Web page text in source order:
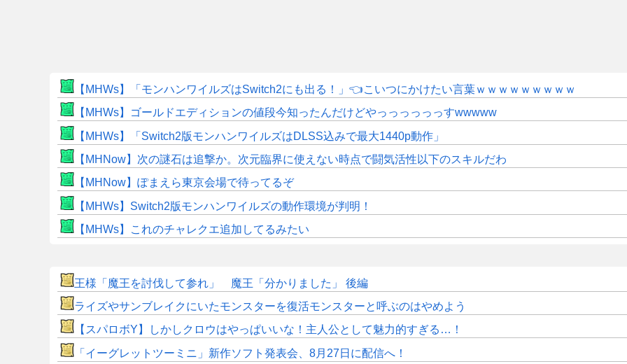
【MHWs】「モンハンワイルズはSwitch2にも出る！」👈こいつにかけたい言葉ｗｗｗｗｗｗｗｗｗ
【MHWs】ゴールドエディションの値段今知ったんだけどやっっっっっっすwwwww
【MHWs】「Switch2版モンハンワイルズはDLSS込みで最大1440p動作」
【MHNow】次の謎石は追撃か。次元臨界に使えない時点で闘気活性以下のスキルだわ
【MHNow】ぽまえら東京会場で待ってるぞ
【MHWs】Switch2版モンハンワイルズの動作環境が判明！
【MHWs】これのチャレクエ追加してるみたい
王様「魔王を討伐して参れ」 魔王「分かりました」 後編
ライズやサンブレイクにいたモンスターを復活モンスターと呼ぶのはやめよう
【スパロボY】しかしクロウはやっぱいいな！主人公として魅力的すぎる…！
「イーグレットツーミニ」新作ソフト発表会、8月27日に配信へ！